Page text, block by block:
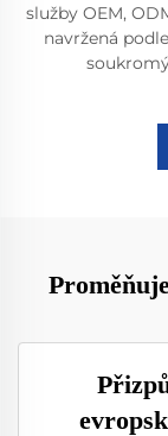
služby OEM,
navržená